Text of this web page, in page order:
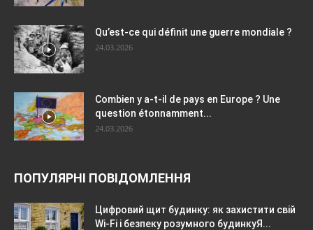
Qu’est-ce qui définit une guerre mondiale ?
24.03.2026
Combien y a-t-il de pays en Europe ? Une
question étonnamment...
24.03.2026
ПОПУЛЯРНІ ПОВІДОМЛЕННЯ
Цифровий щит будинку: як захистити свій
Wi-Fi і безпеку розумного будинкуЯ...